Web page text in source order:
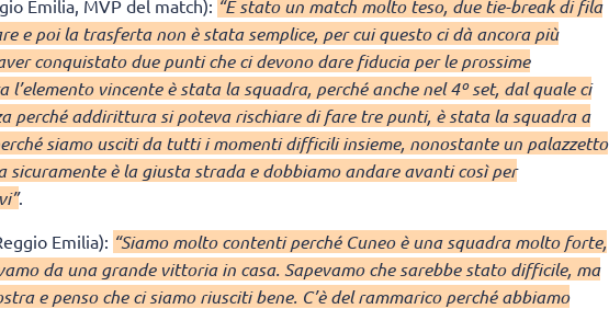
Emilia, MVP del match): “È stato un match molto teso, due tie-break di fila
e poi la trasferta non è stata semplice, per cui questo ci dà ancora più
conquistato due punti che ci devono dare fiducia per le prossime
l’elemento vincente è stata la squadra, perché anche nel 4º set, dal quale ci
perché addirittura si poteva rischiare di fare tre punti, è stata la squadra a
siamo usciti da tutti i momenti difficili insieme, nonostante un palazzetto
sicuramente è la giusta strada e dobbiamo andare avanti così per
.
Emilia): “Siamo molto contenti perché Cuneo è una squadra molto forte,
da una grande vittoria in casa. Sapevamo che sarebbe stato difficile, ma
e penso che ci siamo riusciti bene. C’è del rammarico perché abbiamo